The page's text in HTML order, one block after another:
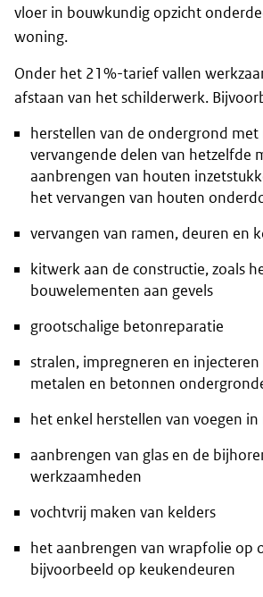
vloer in bouwkundig opzicht
woning.
Onder het 21%-tarief vallen
afstaan van het schilderwerk.
herstellen van de ondergrond met
vervangende delen van hetzelfde
aanbrengen van houten
het vervangen van houten
vervangen van ramen, deuren en
kitwerk aan de constructie, zoals
bouwelementen aan gevels
grootschalige betonreparatie
stralen, impregneren en
metalen en betonnen
het enkel herstellen van voegen
aanbrengen van glas en de
werkzaamheden
vochtvrij maken van kelders
het aanbrengen van wrapfolie op
bijvoorbeeld op keukendeuren